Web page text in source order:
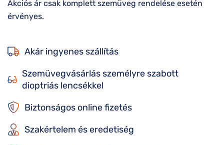
Akciós ár csak komplett szemüveg rendelése esetén
érvényes.
Akár ingyenes szállítás
Szemüvegvásárlás személyre szabott
dioptriás lencsékkel
Biztonságos online fizetés
Szakértelem és eredetiség